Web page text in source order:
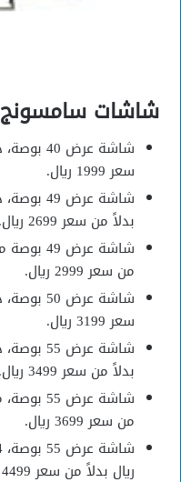
شاشات سامسونج
سعر 1999 ريال.
بدلاً من سعر 2699 ريال.
من سعر 2999 ريال.
سعر 3199 ريال.
بدلاً من سعر 3499 ريال.
من سعر 3699 ريال.
ريال بدلاً من سعر 4499 ريال.